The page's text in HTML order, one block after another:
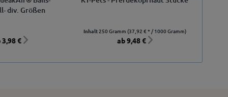
div. Größen
3,98 €
Inhalt250 Gramm (37,92 € * / 1000 Gramm)
ab 9,48 €